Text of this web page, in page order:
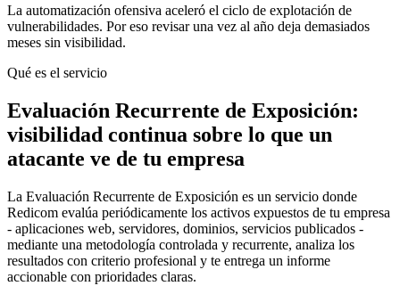
La automatización ofensiva aceleró el ciclo de explotación de
vulnerabilidades. Por eso revisar una vez al año deja demasiados
meses sin visibilidad.
Qué es el servicio
Evaluación Recurrente de Exposición:
visibilidad continua sobre lo que un
atacante ve de tu empresa
La Evaluación Recurrente de Exposición es un servicio donde
Redicom evalúa periódicamente los activos expuestos de tu empresa
- aplicaciones web, servidores, dominios, servicios publicados -
mediante una metodología controlada y recurrente, analiza los
resultados con criterio profesional y te entrega un informe
accionable con prioridades claras.